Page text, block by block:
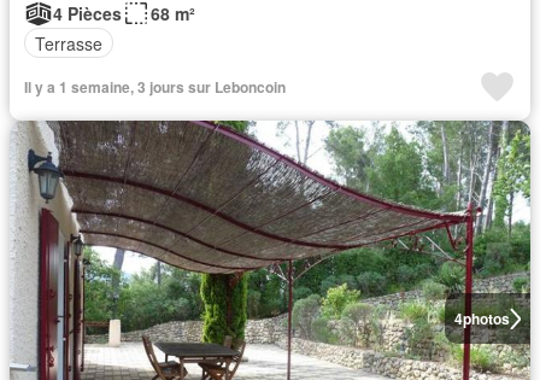
4 Pièces
68 m²
Terrasse
Il y a 1 semaine, 3 jours sur Leboncoin
4photos